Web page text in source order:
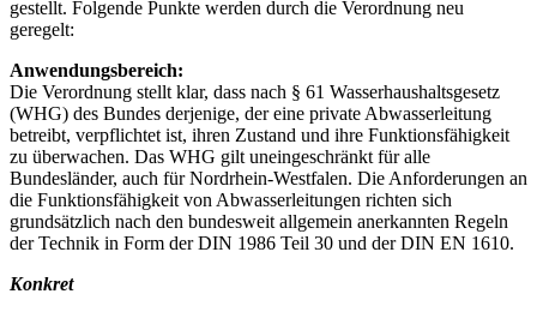
gestellt. Folgende Punkte werden durch die Verordnung neu
geregelt:
Anwendungsbereich:
Die Verordnung stellt klar, dass nach § 61 Wasserhaushaltsgesetz
(WHG) des Bundes derjenige, der eine private Abwasserleitung
betreibt, verpflichtet ist, ihren Zustand und ihre Funktionsfähigkeit
zu überwachen. Das WHG gilt uneingeschränkt für alle
Bundesländer, auch für Nordrhein-Westfalen. Die Anforderungen an
die Funktionsfähigkeit von Abwasserleitungen richten sich
grundsätzlich nach den bundesweit allgemein anerkannten Regeln
der Technik in Form der DIN 1986 Teil 30 und der DIN EN 1610.
Konkret